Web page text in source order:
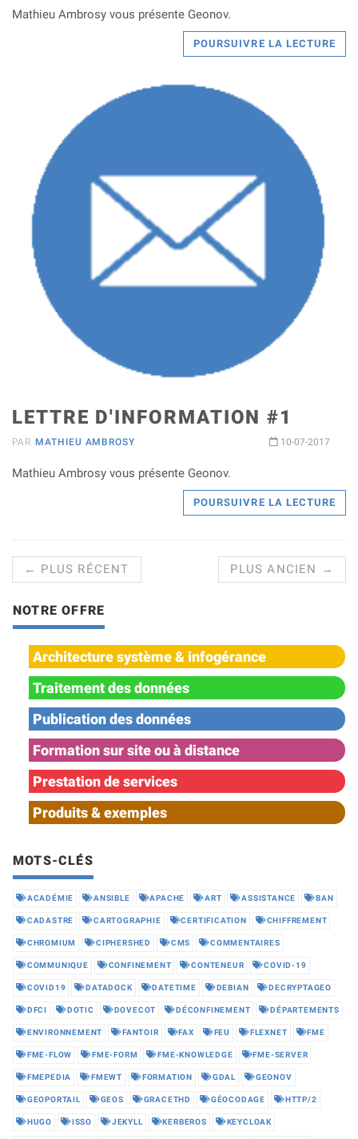
Mathieu Ambrosy vous présente Geonov.
POURSUIVRE LA LECTURE
LETTRE D'INFORMATION #1
PAR MATHIEU AMBROSY 10-07-2017
Mathieu Ambrosy vous présente Geonov.
POURSUIVRE LA LECTURE
← PLUS RÉCENT PLUS ANCIEN →
NOTRE OFFRE
Architecture système & infogérance
Traitement des données
Publication des données
Formation sur site ou à distance
Prestation de services
Produits & exemples
MOTS-CLÉS
ACADÉMIE ANSIBLE APACHE ART ASSISTANCE BAN
CADASTRE CARTOGRAPHIE CERTIFICATION CHIFFREMENT
CHROMIUM CIPHERSHED CMS COMMENTAIRES
COMMUNIQUE CONFINEMENT CONTENEUR COVID-19
COVID19 DATADOCK DATETIME DEBIAN DECRYPTAGEO
DFCI DOTIC DOVECOT DÉCONFINEMENT DÉPARTEMENTS
ENVIRONNEMENT FANTOIR FAX FEU FLEXNET FME
FME-FLOW FME-FORM FME-KNOWLEDGE FME-SERVER
FMEPEDIA FMEWT FORMATION GDAL GEONOV
GEOPORTAIL GEOS GRACETHD GÉOCODAGE HTTP/2
HUGO ISSO JEKYLL KERBEROS KEYCLOAK